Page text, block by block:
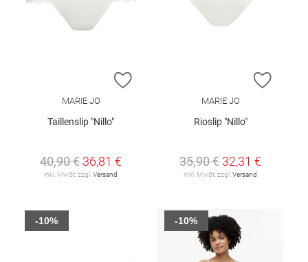
ZUR WUNSCHLISTE HINZUFÜGEN
MARIE JO
Taillenslip "Nillo"
40,90 € 36,81 €
inkl. MwSt. zzgl.Versand
ZUR
MARIE JO
Rioslip "Nillo"
35,90 € 32,31 €
inkl. MwSt. zzgl.Versand
-10% -10%